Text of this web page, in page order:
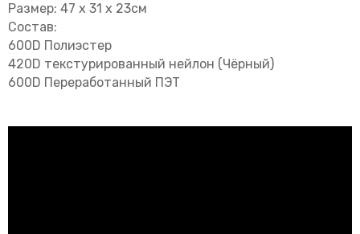
Размер: 47 x 31 x 23см
Состав:
600D Полиэстер
420D текстурированный нейлон (Чёрный)
600D Переработанный ПЭТ